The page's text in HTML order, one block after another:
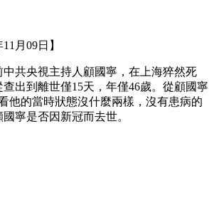
月09日】
中共央視主持人顧國寧，在上海猝然死
出到離世僅15天，年僅46歲。從顧國寧
他的當時狀態沒什麼兩樣，沒有患病的
寧是否因新冠而去世。